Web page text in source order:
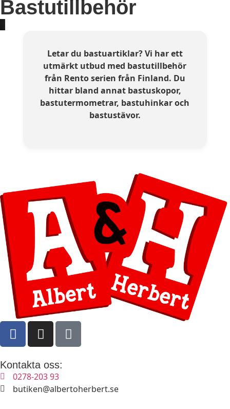
Bastutillbehör
Letar du bastuartiklar? Vi har ett
utmärkt utbud med bastutillbehör
från Rento serien från Finland. Du
hittar bland annat bastuskopor,
bastutermometrar, bastuhinkar och
bastustävor.
Kontakta oss:
0278-203 93​​​​​​​
butiken@albertoherbert.se